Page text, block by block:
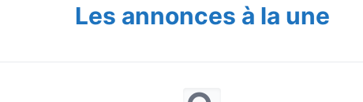
Les annonces à la une